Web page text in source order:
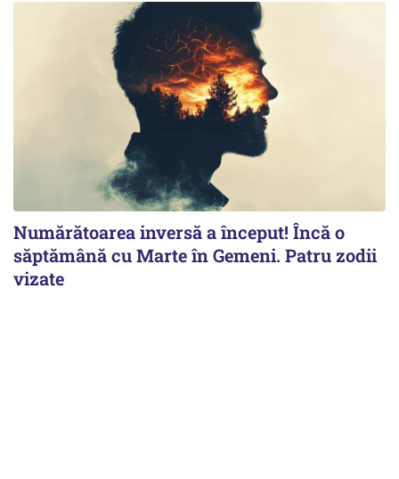
Numărătoarea inversă a început! Încă o
săptămână cu Marte în Gemeni. Patru zodii
vizate